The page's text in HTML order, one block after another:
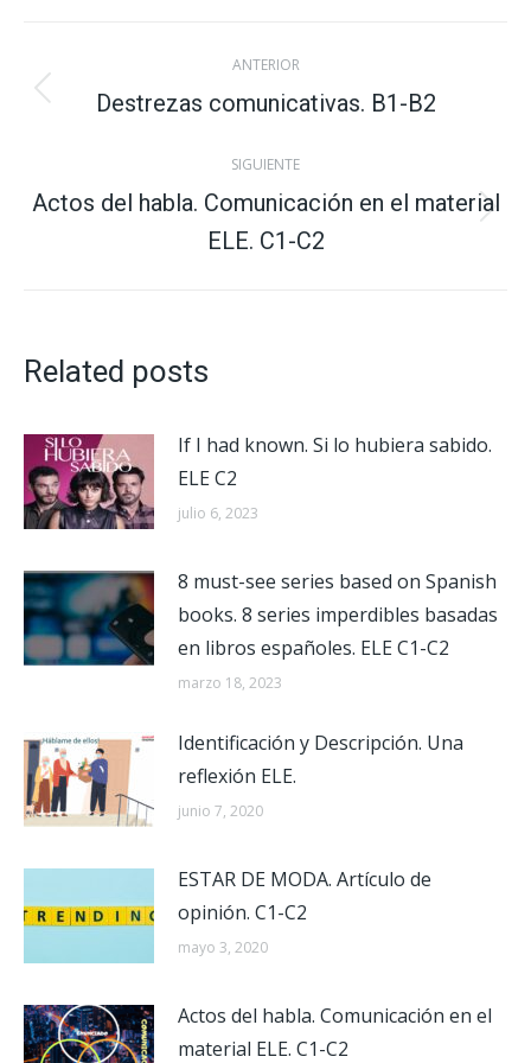
Navegación
entre
publicaciones
ANTERIOR
Publicación
Destrezas comunicativas. B1-B2
SIGUIENTE
siguiente:
Actos del habla. Comunicación en el material
ELE. C1-C2
Related posts
If I had known. Si lo hubiera sabido.
ELE C2
julio 6, 2023
8 must-see series based on Spanish
books. 8 series imperdibles basadas
en libros españoles. ELE C1-C2
marzo 18, 2023
Identificación y Descripción. Una
reflexión ELE.
junio 7, 2020
ESTAR DE MODA. Artículo de
opinión. C1-C2
mayo 3, 2020
Actos del habla. Comunicación en el
material ELE. C1-C2